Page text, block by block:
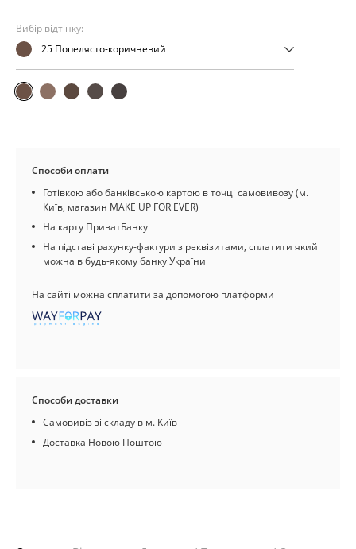
Вибір відтінку:
25 Попелясто-коричневий
Способи оплати
Готівкою або банківською картою в точці самовивозу (м.
Київ, магазин MAKE UP FOR EVER)
На карту ПриватБанку
На підставі рахунку-фактури з реквізитами, сплатити який
можна в будь-якому банку України
На сайті можна сплатити за допомогою платформи
Способи доставки
Самовивіз зі складу в м. Київ
Доставка Новою Поштою